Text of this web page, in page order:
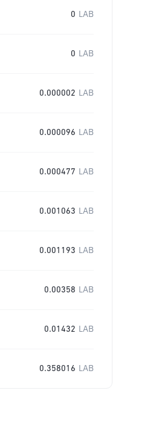
0 LAB
0 LAB
0.000002 LAB
0.000096 LAB
0.000477 LAB
0.001063 LAB
0.001193 LAB
0.00358 LAB
0.01432 LAB
0.358016 LAB